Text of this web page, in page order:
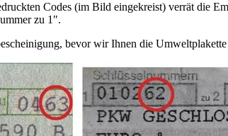
Codes (im Bild eingekreist) verrät die
zu 1".
bevor wir Ihnen die Umweltplakette